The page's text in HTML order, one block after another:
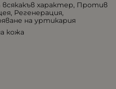
характер, Против
Регенерация,
на уртикария
кожа